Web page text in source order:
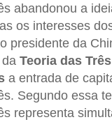
abandonou a
os interesses
presidente da
Teoria das Três
a entrada de
Segundo essa
representa